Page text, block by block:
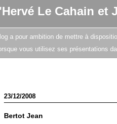
Le Cahain et
a pour ambition de mettre à
vous utilisez ses présentations
23/12/2008
Bertot Jean